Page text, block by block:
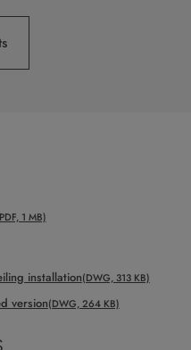
1 MB)
installation(DWG, 313 KB)
version(DWG, 264 KB)